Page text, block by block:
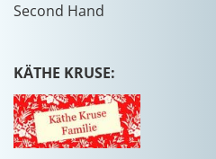
Second Hand
KÄTHE KRUSE: